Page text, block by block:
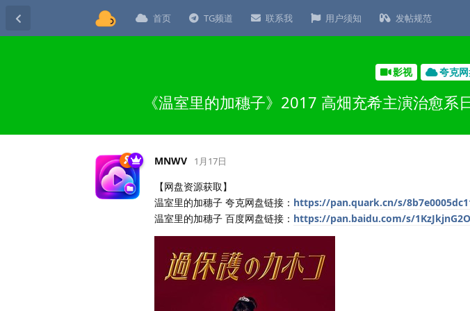
首页 TG频道 联系我 用户须知 发帖规范
影视 夸克
《温室里的加穗子》2017 高畑充希主演治愈
MNWV 1月17日
【网盘资源获取】
温室里的加穗子 夸克网盘链接： https://pan.quark.cn/s/
温室里的加穗子 百度网盘链接： https://pan.baidu.com/s/